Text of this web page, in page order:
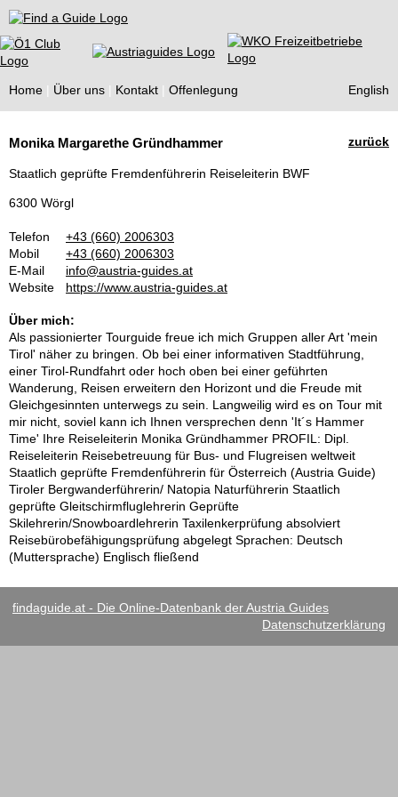
Find a Guide
Home Über uns Kontakt Offenlegung English
Guides
zurück
Monika Margarethe Gründhammer
Staatlich geprüfte Fremdenführerin Reiseleiterin BWF
6300 Wörgl
Telefon
+43 (660) 2006303
Mobil
+43 (660) 2006303
E-Mail
info@austria-guides.at
Website
https://www.austria-guides.at
Über mich:
Als passionierter Tourguide freue ich mich Gruppen aller Art 'mein
Tirol' näher zu bringen. Ob bei einer informativen Stadtführung,
einer Tirol-Rundfahrt oder hoch oben bei einer geführten
Wanderung, Reisen erweitern den Horizont und die Freude mit
Gleichgesinnten unterwegs zu sein. Langweilig wird es on Tour mit
mir nicht, soviel kann ich Ihnen versprechen denn 'It´s Hammer
Time' Ihre Reiseleiterin Monika Gründhammer PROFIL: Dipl.
Reiseleiterin Reisebetreuung für Bus- und Flugreisen weltweit
Staatlich geprüfte Fremdenführerin für Österreich (Austria Guide)
Tiroler Bergwanderführerin/ Natopia Naturführerin Staatlich
geprüfte Gleitschirmfluglehrerin Geprüfte
Skilehrerin/Snowboardlehrerin Taxilenkerprüfung absolviert
Reisebürobefähigungsprüfung abgelegt Sprachen: Deutsch
(Muttersprache) Englisch fließend
findaguide.at - Die Online-Datenbank der Austria Guides
Datenschutzerklärung